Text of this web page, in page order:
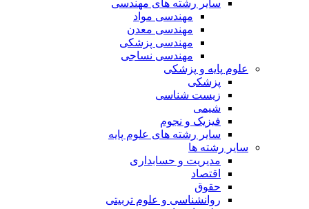
سایر رشته های مهندسی
مهندسی مواد
مهندسی معدن
مهندسی پزشکی
مهندسی نساجی
علوم پایه و پزشکی
پزشکی
زیست شناسی
شیمی
فیزیک و نجوم
سایر رشته های علوم پایه
سایر رشته ها
مدیریت و حسابداری
اقتصاد
حقوق
روانشناسی و علوم تربیتی